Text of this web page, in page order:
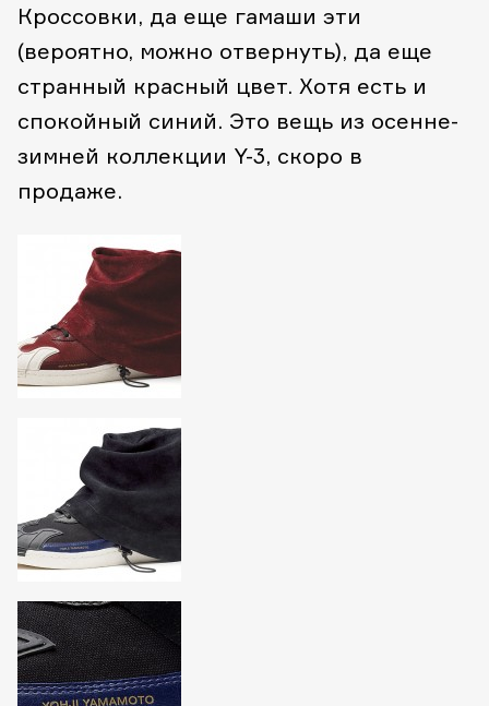
Кроссовки, да еще гамаши эти
(вероятно, можно отвернуть), да еще
странный красный цвет. Хотя есть и
спокойный синий. Это вещь из осенне-
зимней коллекции Y-3, скоро в
продаже.